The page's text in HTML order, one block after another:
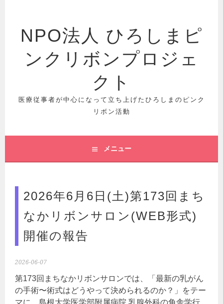
NPO法人 ひろしまピ
ンクリボンプロジェ
クト
医療従事者が中心になって立ち上げたひろしまのピンク
リボン活動
メニュー
2026年6月6日(土)第173回まち
なかリボンサロン(WEB形式)
開催の報告
2026-06-07
第173回まちなかリボンサロンでは、「最新の乳がん
の手術〜術式はどうやって決められるのか？」をテー
マに、島根大学医学部附属病院 乳腺外科の角舎学行